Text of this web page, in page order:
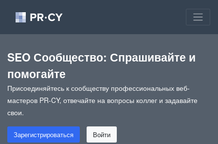
SEO Сообщество: Спрашивайте и
помогайте
Присоединяйтесь к сообществу профессиональных веб-
мастеров PR-CY, отвечайте на вопросы коллег и задавайте
свои.
Зарегистрироваться Войти